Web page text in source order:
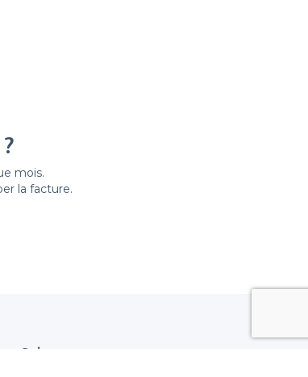
mois.
la facture.
Suivez nous